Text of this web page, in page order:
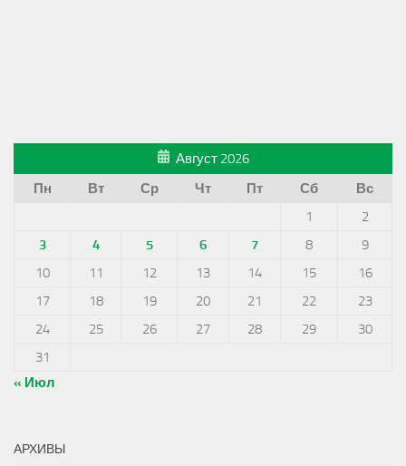
Август 2026
Пн
Вт Ср Чт Пт Сб
Вс
1
2
3
4 5 6 7 8
9
10
11 12 13 14 15
16
17
18 19 20 21 22
23
24
25 26 27 28 29
30
31
« Июл
АРХИВЫ